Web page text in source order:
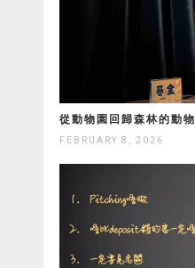
從動物園回歸森林的動物
FEBRUARY 8, 2026